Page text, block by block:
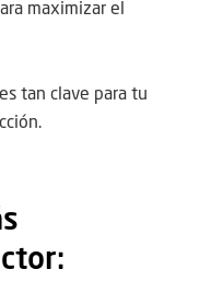
maximizar el
tan clave para tu